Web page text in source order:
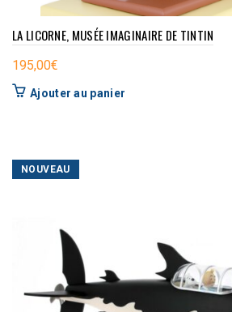
LA LICORNE, MUSÉE IMAGINAIRE DE TINTIN
195,00€
Ajouter au panier
NOUVEAU